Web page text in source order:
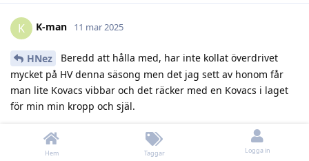
K K-man 11 mar 2025
HNez
Beredd att hålla med, har inte kollat överdrivet
mycket på HV denna säsong men det jag sett av honom får
man lite Kovacs vibbar och det räcker med en Kovacs i laget
för min min kropp och själ.
Hem Taggar Logga in